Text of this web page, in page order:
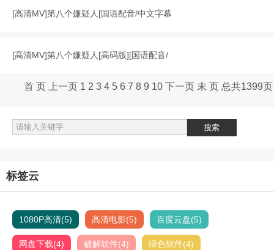
[高清MV]第八个嫌疑人[国语配音/中文字幕
[高清MV]第八个嫌疑人[高码版][国语配音/
首 页 上一页 1 2 3 4 5 6 7 8 9 10 下一页 末 页 总共1399页
标签云
1080P高清(5) 高清电影(5) 百度云盘(5)
网盘下载(4) 破解软件(4) 绿色软件(4)